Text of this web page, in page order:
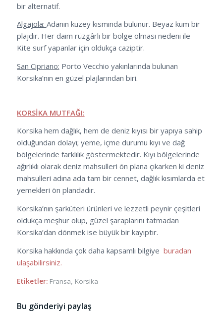
bir alternatif.
Algajola: Adanın kuzey kısmında bulunur. Beyaz kum bir
plajdır. Her daim rüzgârlı bir bölge olması nedeni ile
Kite surf yapanlar için oldukça caziptir.
San Cipriano: Porto Vecchio yakınlarında bulunan
Korsika’nın en güzel plajlarından biri.
KORSİKA MUTFAĞI:
Korsika hem dağlık, hem de deniz kıyısı bir yapıya sahip
olduğundan dolayı; yeme, içme durumu kıyı ve dağ
bölgelerinde farklılık göstermektedir. Kıyı bölgelerinde
ağırlıklı olarak deniz mahsulleri ön plana çıkarken ki deniz
mahsulleri adına ada tam bir cennet, dağlık kısımlarda et
yemekleri ön plandadır.
Korsika’nın şarküteri ürünleri ve lezzetli peynir çeşitleri
oldukça meşhur olup, güzel şaraplarını tatmadan
Korsika’dan dönmek ise büyük bir kayıptır.
Korsika hakkında çok daha kapsamlı bilgiye buradan
ulaşabilirsiniz.
Etiketler: Fransa, Korsika
Bu gönderiyi paylaş